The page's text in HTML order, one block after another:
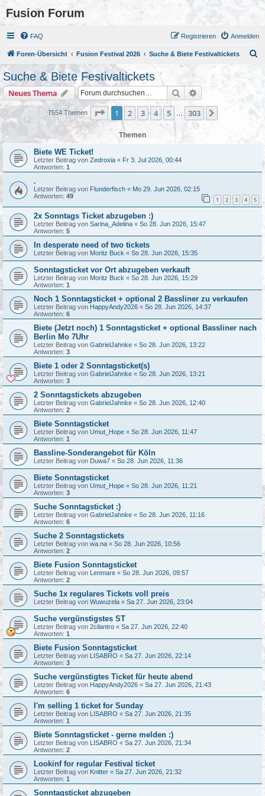
Fusion Forum
FAQ Anmelden
Registrieren
Foren-Übersicht Fusion Festival 2026 Suche & Biete Festivaltickets
Suche & Biete Festivaltickets
Neues Thema Suche
7554 Themen Seite 1von 303
1 2 3 4 5 303
Themen
Biete WE Ticket!
Letzter Beitrag von Zedroxia « Fr 3. Jul 2026, 00:44
Antworten: 1
.
Letzter Beitrag von Flunderfisch « Mo 29. Jun 2026, 02:15
Antworten: 49 1 2 3 4 5
2x Sonntags Ticket abzugeben :)
Letzter Beitrag von Sarina_Adelina « So 28. Jun 2026, 15:47
Antworten: 5
In desperate need of two tickets
Letzter Beitrag von Moritz Buck « So 28. Jun 2026, 15:35
Sonntagsticket vor Ort abzugeben verkauft
Letzter Beitrag von Moritz Buck « So 28. Jun 2026, 15:29
Antworten: 1
Noch 1 Sonntagsticket + optional 2 Bassliner zu verkaufen
Letzter Beitrag von HappyAndy2026 « So 28. Jun 2026, 14:37
Antworten: 6
Biete (Jetzt noch) 1 Sonntagsticket + optional Bassliner nach
Berlin Mo 7Uhr
Letzter Beitrag von GabrielJahnke « So 28. Jun 2026, 13:22
Antworten: 3
Biete 1 oder 2 Sonntagsticket(s)
Letzter Beitrag von GabrielJahnke « So 28. Jun 2026, 13:21
Antworten: 3
2 Sonntagstickets abzugeben
Letzter Beitrag von GabrielJahnke « So 28. Jun 2026, 12:40
Antworten: 2
Biete Sonntagsticket
Letzter Beitrag von Umut_Hope « So 28. Jun 2026, 11:47
Antworten: 1
Bassline-Sonderangebot für Köln
Letzter Beitrag von Duwa7 « So 28. Jun 2026, 11:36
Biete Sonntagsticket
Letzter Beitrag von Umut_Hope « So 28. Jun 2026, 11:21
Antworten: 3
Suche Sonntagsticket :)
Letzter Beitrag von GabrielJahnke « So 28. Jun 2026, 11:16
Antworten: 6
Suche 2 Sonntagstickets
Letzter Beitrag von wa.na « So 28. Jun 2026, 10:56
Antworten: 2
Biete Fusion Sonntagsticket
Letzter Beitrag von Lenmare « So 28. Jun 2026, 09:57
Antworten: 2
Suche 1x regulares Tickets voll preis
Letzter Beitrag von Wuwuzela « Sa 27. Jun 2026, 23:04
Suche vergünstigstes ST
Letzter Beitrag von 2cilantro « Sa 27. Jun 2026, 22:40
Antworten: 1
Biete Fusion Sonntagsticket
Letzter Beitrag von LISABRO « Sa 27. Jun 2026, 22:14
Antworten: 3
Suche vergünstigtes Ticket für heute abend
Letzter Beitrag von HappyAndy2026 « Sa 27. Jun 2026, 21:43
Antworten: 6
I'm selling 1 ticket for Sunday
Letzter Beitrag von LISABRO « Sa 27. Jun 2026, 21:35
Antworten: 1
Biete Sonntagsticket - gerne melden :)
Letzter Beitrag von LISABRO « Sa 27. Jun 2026, 21:34
Antworten: 2
Lookinf for regular Festival ticket
Letzter Beitrag von Knitter « Sa 27. Jun 2026, 21:32
Antworten: 1
Sonntagsticket abzugeben